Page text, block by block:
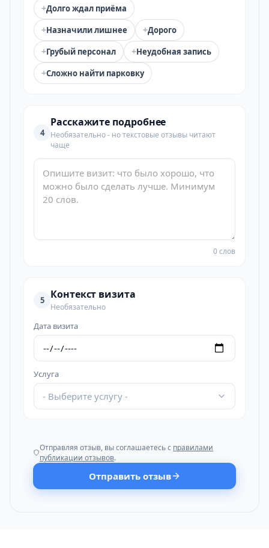
+Долго ждал приёма
+Назначили лишнее +Дорого
+Грубый персонал +Неудобная запись
+Сложно найти парковку
4
Расскажите подробнее
Необязательно - но текстовые отзывы читают
чаще
0 слов
5 Контекст визита
Необязательно
Дата визита
Услуга
- Выберите услугу -
Отправляя отзыв, вы соглашаетесь с правилами
публикации отзывов.
Отправить отзыв